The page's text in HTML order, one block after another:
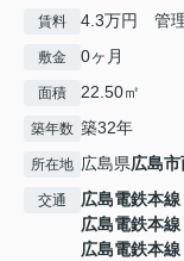
賃料 4.3万円 管
敷金 0ヶ月
面積 22.50㎡
築年数 築32年
所在地 広島県広島
交通 広島電鉄本線
広島電鉄本線
広島電鉄本線